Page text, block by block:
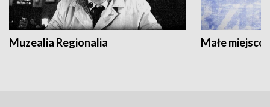
Muzealia Regionalia Małe